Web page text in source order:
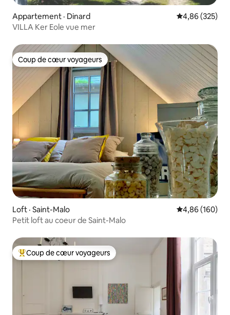
Appartement · Dinard Note
4,86 (325)
VILLA Ker Eole vue mer
Coup de cœur voyageurs
Coup de cœur voyageurs
Loft · Saint-Malo Note
4,86 (160)
Petit loft au coeur de Saint-Malo
Coup de cœur voyageurs parmi les plus aimés
Coup de cœur voyageurs